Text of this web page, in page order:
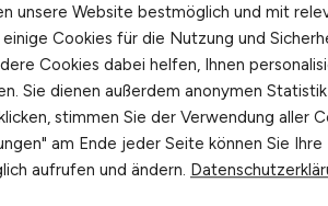
WHEELS Logistics GmbH &
heute Münster
(w/m/d)
unsere Website bestmöglich und mit
Cookies für die Nutzung und
Cookies dabei helfen, Ihnen
Sie dienen außerdem anonymen
stimmen Sie der Verwendung aller
am Ende jeder Seite können Sie Ihre
aufrufen und ändern.